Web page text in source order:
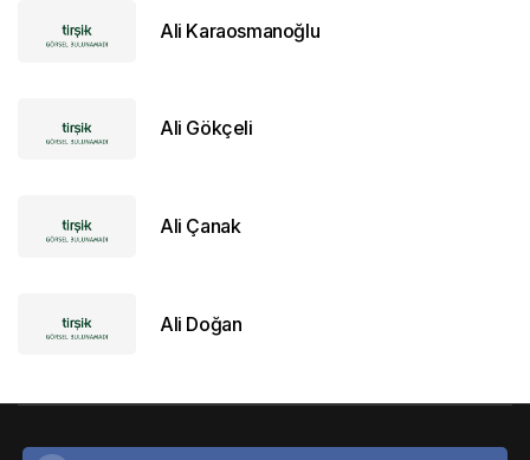
Ali Karaosmanoğlu
Ali Gökçeli
Ali Çanak
Ali Doğan